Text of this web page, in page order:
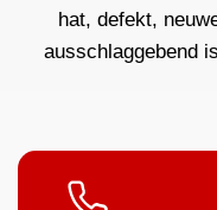
hat, defekt,
ausschlaggebend